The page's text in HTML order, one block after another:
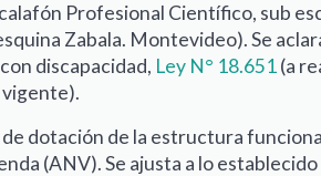
Profesional Científico, sub
Zabala. Montevideo). Se
discapacidad, Ley N° 18.651(a
dotación de la estructura
(ANV). Se ajusta a lo establecido